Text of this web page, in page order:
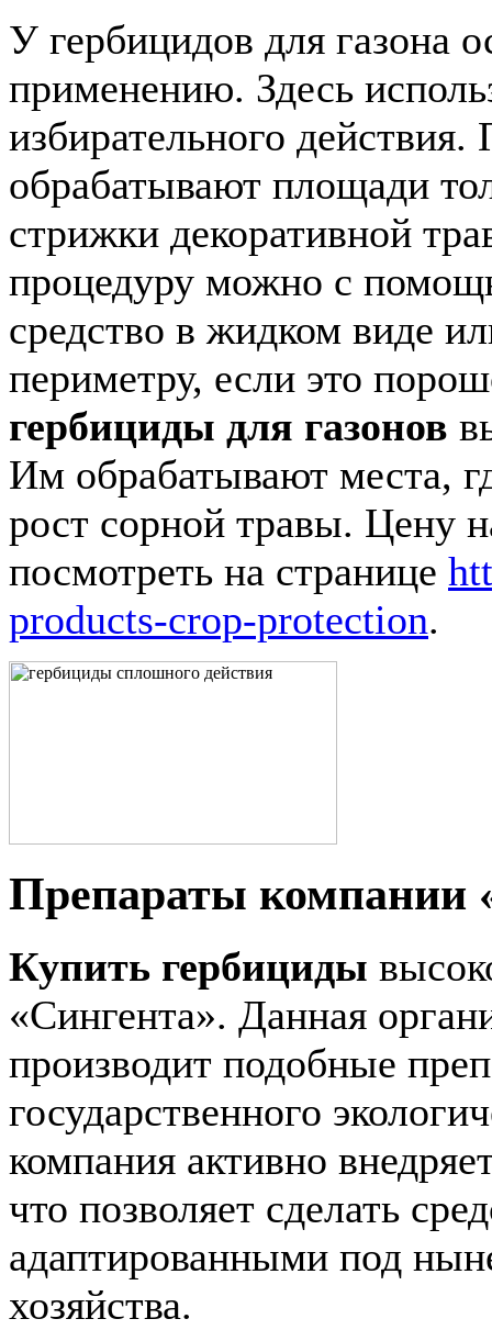
У гербицидов для газона
применению. Здесь
избирательного
обрабатывают площади
стрижки декоративной
процедуру можно с
средство в жидком виде
периметру, если это
гербициды для газонов
Им обрабатывают места,
рост сорной травы. Цену
посмотреть на странице
products-crop-protection.
Препараты компании
Купить гербициды
«Сингента». Данная
производит подобные
государственного
компания активно
что позволяет сделать
адаптированными под
хозяйства.